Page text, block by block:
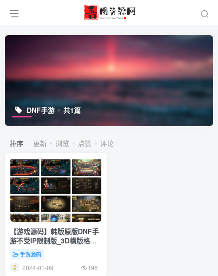
DNF手游 共1篇
排序 更新 浏览 点赞 评论
【游戏源码】韩版原版DNF手
游不受IP限制版_3D横版格斗
闯关剧情任务手游_最新Win服
务端打包_通用视频教程架设_
安卓版本
手游源码
2024-01-09 196